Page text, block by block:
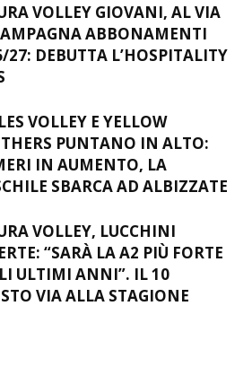
VOLLEY GIOVANI, AL VIA
ABBONAMENTI
27: DEBUTTA L’HOSPITALITY
VOLLEY E YELLOW
PUNTANO IN ALTO:
IN AUMENTO, LA
SBARCA AD ALBIZZATE
VOLLEY, LUCCHINI
“SARÀ LA A2 PIÙ FORTE
ULTIMI ANNI”. IL 10
VIA ALLA STAGIONE